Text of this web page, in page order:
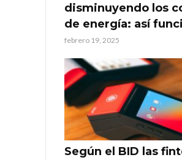
disminuyendo los
de energía: así
febrero 19, 2025
Según el BID las